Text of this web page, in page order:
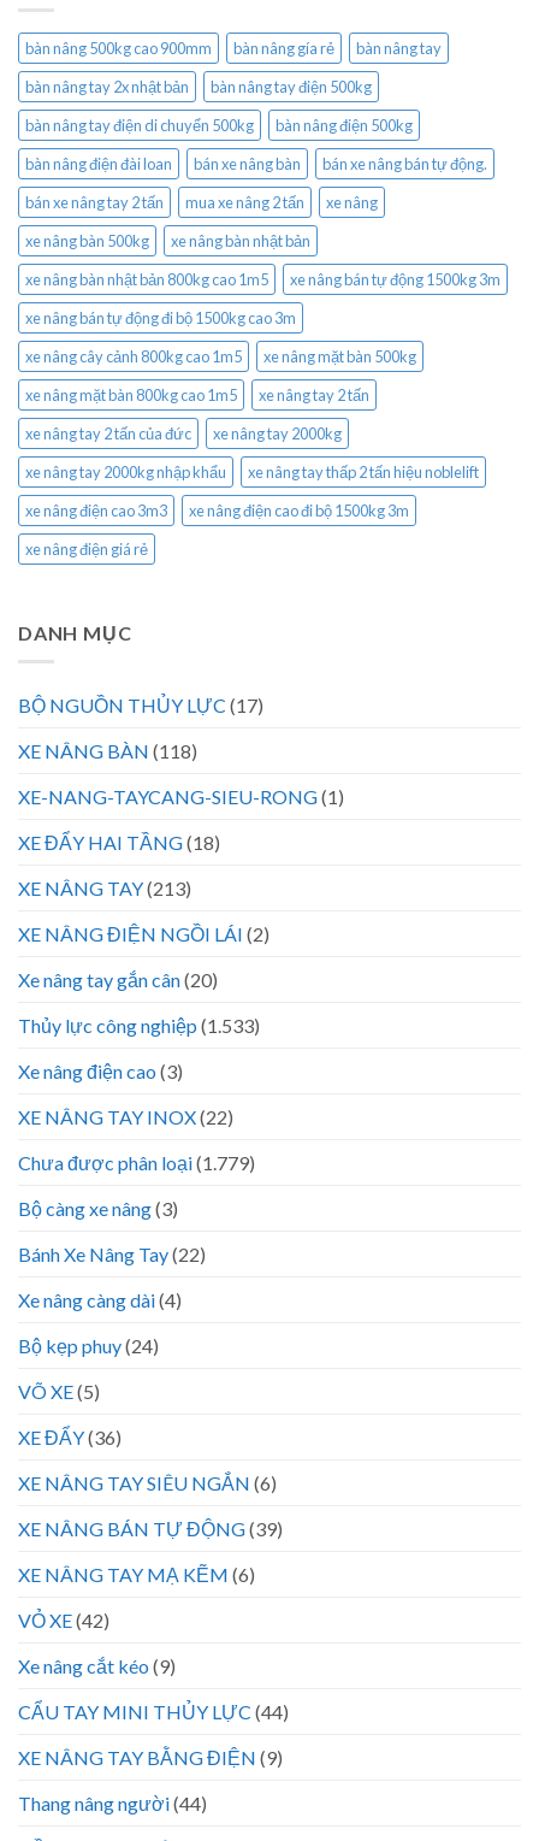
bàn nâng 500kg cao 900mm bàn nâng gía rẻ
bàn nâng tay
bàn nâng tay 2x nhật bản
bàn nâng tay điện 500kg
bàn nâng tay điện di chuyển 500kg
bàn nâng điện 500kg
bàn nâng điện đài loan
bán xe nâng bàn
bán xe nâng bán tự động.
bán xe nâng tay 2 tấn
mua xe nâng 2 tấn
xe nâng
xe nâng bàn 500kg
xe nâng bàn nhật bản
xe nâng bàn nhật bản 800kg cao 1m5
xe nâng bán tự động 1500kg 3m
xe nâng bán tự động đi bộ 1500kg cao 3m
xe nâng cây cảnh 800kg cao 1m5
xe nâng mặt bàn 500kg
xe nâng mặt bàn 800kg cao 1m5
xe nâng tay 2 tấn
xe nâng tay 2 tấn của đức
xe nâng tay 2000kg
xe nâng tay 2000kg nhập khẩu
xe nâng tay thấp 2 tấn hiệu noblelift
xe nâng điện cao 3m3
xe nâng điện cao đi bộ 1500kg 3m
xe nâng điện giá rẻ
DANH MỤC
BỘ NGUỒN THỦY LỰC (17)
XE NÂNG BÀN (118)
XE-NANG-TAYCANG-SIEU-RONG(1)
XE ĐẨY HAI TẦNG(18)
XE NÂNG TAY(213)
XE NÂNG ĐIỆN NGỒI LÁI (2)
Xe nâng tay gắn cân(20)
Thủy lực công nghiệp (1.533)
Xe nâng điện cao (3)
XE NÂNG TAY INOX(22)
Chưa được phân loại(1.779)
Bộ càng xe nâng(3)
Bánh Xe Nâng Tay(22)
Xe nâng càng dài(4)
Bộ kẹp phuy(24)
VÕ XE(5)
XE ĐẨY(36)
XE NÂNG TAY SIÊU NGẮN (6)
XE NÂNG BÁN TỰ ĐỘNG(39)
XE NÂNG TAY MẠ KẼM (6)
VỎ XE(42)
Xe nâng cắt kéo (9)
CẨU TAY MINI THỦY LỰC (44)
XE NÂNG TAY BẰNG ĐIỆN (9)
Thang nâng người(44)